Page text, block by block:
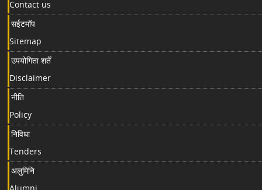
Contact us
सईटमॉप
Sitemap
उपयोगिता शर्तें
Disclaimer
नीति
Policy
निविधा
Tenders
अलुमिनि